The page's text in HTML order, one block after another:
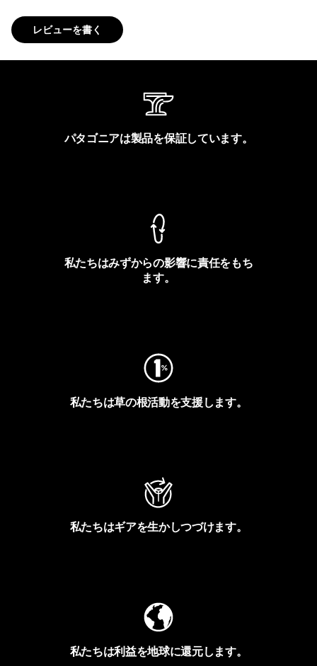
レビューを書く
パタゴニアは製品を保証しています。
私たちはみずからの影響に責任をもち
ます。
私たちは草の根活動を支援します。
私たちはギアを生かしつづけます。
私たちは利益を地球に還元します。